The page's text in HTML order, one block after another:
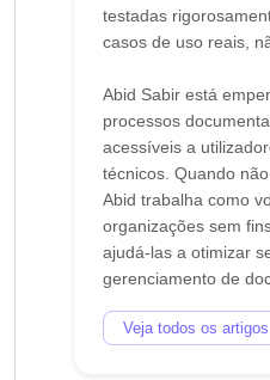
testadas
casos de uso reais,
Abid Sabir está
processos
acessíveis a
técnicos. Quando
Abid trabalha como
organizações sem
ajudá-las a otimizar
Veja todos os